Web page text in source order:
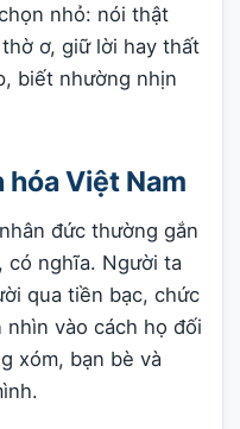
nhỏ: nói thật
ơ, giữ lời hay thất
biết nhường nhịn
Việt Nam
đức thường gắn
có nghĩa. Người ta
qua tiền bạc, chức
vào cách họ đối
xóm, bạn bè và